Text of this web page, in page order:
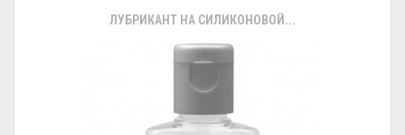
ЛУБРИКАНТ НА СИЛИКОНОВОЙ...